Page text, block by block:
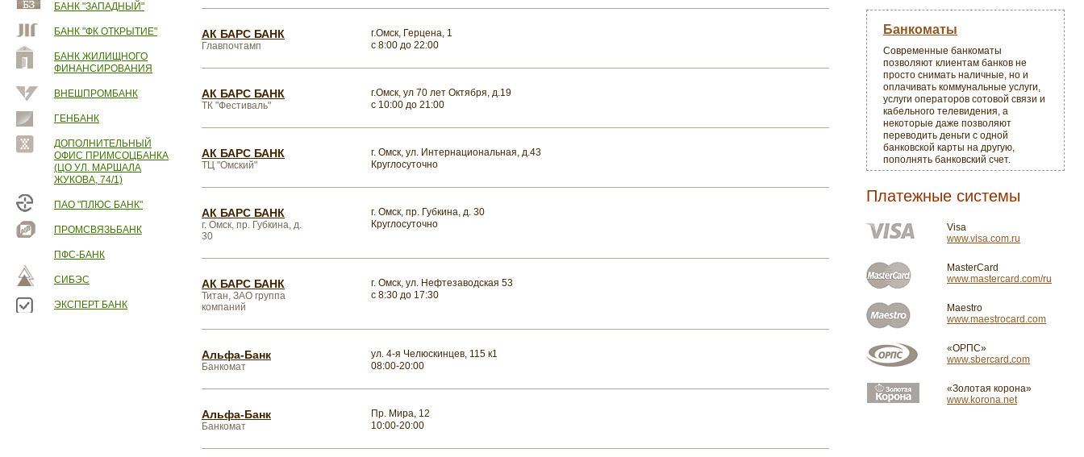
БАНК "ЗАПАДНЫЙ"
БАНК "ФК ОТКРЫТИЕ"
БАНК ЖИЛИЩНОГО
ФИНАНСИРОВАНИЯ
ВНЕШПРОМБАНК
ГЕНБАНК
ДОПОЛНИТЕЛЬНЫЙ
ОФИС ПРИМСОЦБАНКА
(ЦО УЛ. МАРШАЛА
ЖУКОВА, 74/1)
ПАО "ПЛЮС БАНК"
ПРОМСВЯЗЬБАНК
ПФС-БАНК
СИБЭС
ЭКСПЕРТ БАНК
АК БАРС БАНК
Главпочтамп
г.Омск, Герцена, 1
с 8:00 до 22:00
АК БАРС БАНК
ТК "Фестиваль"
г.Омск, ул 70 лет Октября, д.19
с 10:00 до 21:00
АК БАРС БАНК
ТЦ "Омский"
г. Омск, ул. Интернациональная, д.43
Круглосуточно
АК БАРС БАНК
г. Омск, пр. Губкина, д.
30
г. Омск, пр. Губкина, д. 30
Круглосуточно
АК БАРС БАНК
Титан, ЗАО группа
компаний
г. Омск, ул. Нефтезаводская 53
с 8:30 до 17:30
Альфа-Банк
Банкомат
ул. 4-я Челюскинцев, 115 к1
08:00-20:00
Альфа-Банк
Банкомат
Пр. Мира, 12
10:00-20:00
Банкоматы
Современные банкоматы
позволяют клиентам банков не
просто снимать наличные, но и
оплачивать коммунальные услуги,
услуги операторов сотовой связи и
кабельного телевидения, а
некоторые даже позволяют
переводить деньги с одной
банковской карты на другую,
пополнять банковский счет.
Платежные системы
Visa
www.visa.com.ru
MasterCard
www.mastercard.com/ru
Maestro
www.maestrocard.com
«ОРПС»
www.sbercard.com
«Золотая корона»
www.korona.net